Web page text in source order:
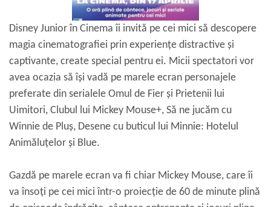
Disney Junior în Cinema îi invită pe cei mici să descopere
magia cinematografiei prin experiențe distractive și
captivante, create special pentru ei. Micii spectatori vor
avea ocazia să își vadă pe marele ecran personajele
preferate din serialele Omul de Fier și Prietenii lui
Uimitori, Clubul lui Mickey Mouse+, Să ne jucăm cu
Winnie de Pluș, Desene cu buticul lui Minnie: Hotelul
Animăluțelor și Blue.
Gazdă pe marele ecran va fi chiar Mickey Mouse, care îi
va însoți pe cei mici într-o proiecție de 60 de minute plină